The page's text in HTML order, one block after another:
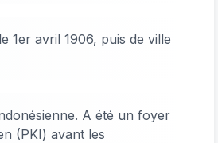
1er avril 1906, puis de ville
A été un foyer
(PKI) avant les